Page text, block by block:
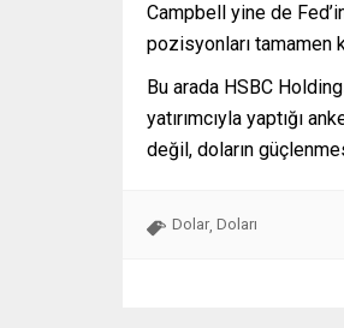
Campbell yine de
pozisyonları tamamen
Bu arada HSBC
yatırımcıyla yaptığı
değil, doların
Dolar, Doları